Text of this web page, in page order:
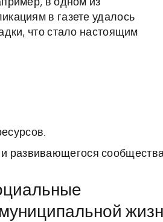
в одном из
в газете удалось
что стало настоящим
развивающегося